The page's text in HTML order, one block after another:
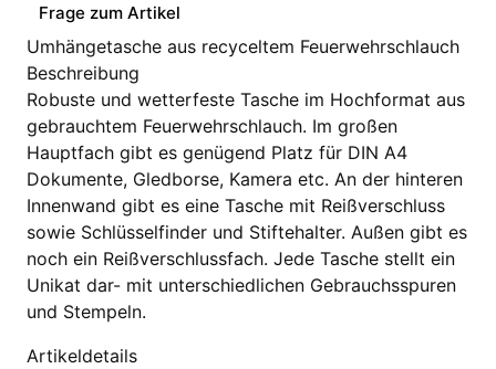
Frage zum Artikel
Umhängetasche aus recyceltem Feuerwehrschlauch
Beschreibung
Robuste und wetterfeste Tasche im Hochformat aus
gebrauchtem Feuerwehrschlauch. Im großen
Hauptfach gibt es genügend Platz für DIN A4
Dokumente, Gledborse, Kamera etc. An der hinteren
Innenwand gibt es eine Tasche mit Reißverschluss
sowie Schlüsselfinder und Stiftehalter. Außen gibt es
noch ein Reißverschlussfach. Jede Tasche stellt ein
Unikat dar- mit unterschiedlichen Gebrauchsspuren
und Stempeln.
Artikeldetails